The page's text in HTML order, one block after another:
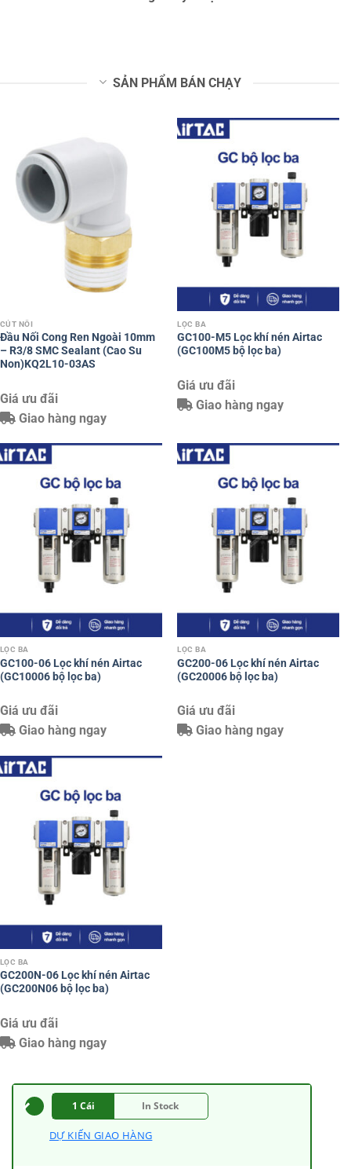
SẢN PHẨM BÁN CHẠY
CÚT NỐI
Đầu Nối Cong Ren Ngoài 10mm
– R3/8 SMC Sealant (Cao Su
Non)KQ2L10-03AS
Giá ưu đãi
Giao hàng ngay
LỌC BA
GC100-M5 Lọc khí nén Airtac
(GC100M5 bộ lọc ba)
Giá ưu đãi
Giao hàng ngay
LỌC BA
GC100-06 Lọc khí nén Airtac
(GC10006 bộ lọc ba)
Giá ưu đãi
Giao hàng ngay
LỌC BA
GC200-06 Lọc khí nén Airtac
(GC20006 bộ lọc ba)
Giá ưu đãi
Giao hàng ngay
LỌC BA
GC200N-06 Lọc khí nén Airtac
(GC200N06 bộ lọc ba)
Giá ưu đãi
Giao hàng ngay
1 Cái In Stock
DỰ KIẾN GIAO HÀNG